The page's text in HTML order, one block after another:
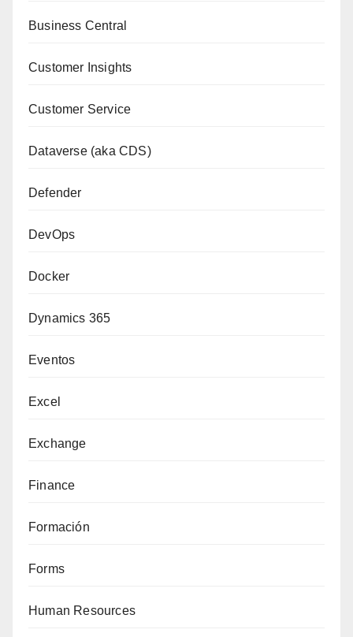
Business Central
Customer Insights
Customer Service
Dataverse (aka CDS)
Defender
DevOps
Docker
Dynamics 365
Eventos
Excel
Exchange
Finance
Formación
Forms
Human Resources